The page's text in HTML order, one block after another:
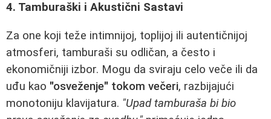
4. Tamburaški i Akustični Sastavi
Za one koji teže intimnijoj, toplijoj ili autentičnijoj
atmosferi, tamburaši su odličan, a često i
ekonomičniji izbor. Mogu da sviraju celo veče ili da
uđu kao "osveženje" tokom večeri, razbijajući
monotoniju klavijatura. "Upad tamburaša bi bio